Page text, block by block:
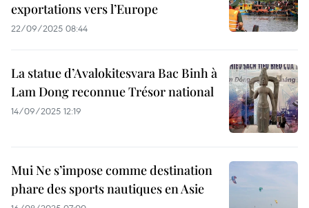
exportations vers l’Europe
22/09/2025 08:44
La statue d’Avalokitesvara Bac Binh à
Lam Dong reconnue Trésor national
14/09/2025 12:19
Mui Ne s’impose comme destination
phare des sports nautiques en Asie